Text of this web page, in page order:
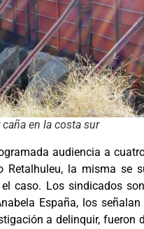
en la costa sur
audiencia a
la misma se
caso. Los sindicados
España, los
a delinquir, fueron